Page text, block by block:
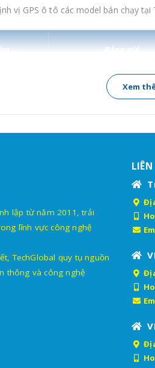
vị GPS ô tô các model bán chạy
Bảng giá
Gói 1 năm: 1.790.000đ
Gói 2 năm: 2.190.000đ
Gói 1 năm: 990.000đ
Gói 2 năm: 1.290.000đ
Gói trọn đời: 1.490.000đ
Gói 1 năm: 1.490.000đ
Gói 2 năm: 1.890.000đ
Gói 3 năm: 2.190.000đ
Xem
lập từ năm 2011, trải
lĩnh vực công nghệ
TechGlobal quy tụ nguồn
thông và công nghệ
LIÊN